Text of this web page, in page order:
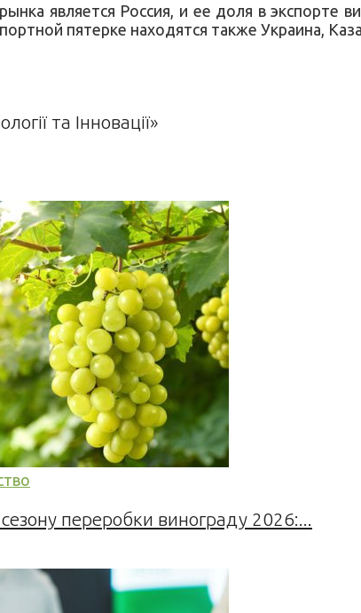
является Россия, и ее доля в
пятерке находятся также Украина,
та Інновації»
переробки винограду 2026:...